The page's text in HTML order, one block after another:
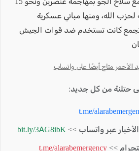
لحزب الله، ومنها مباني عسكرية
تجمع كانت تستخدم ضد قوات الجيش
الأحمر متاح أيضًا على واتساب
حتلنة من كل جديد:
t.me/
عبر واتساب >> bit.ly/3AG8ibK
>>
t.me/alarabemergency